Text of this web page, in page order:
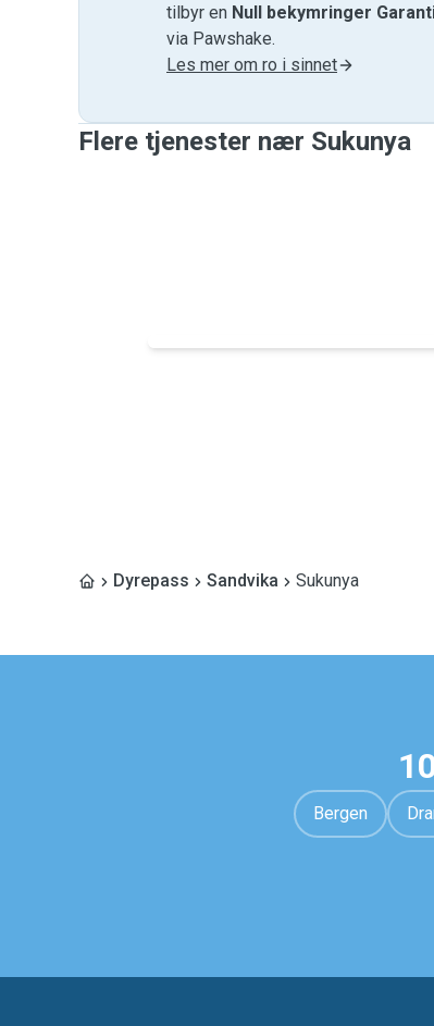
tilbyr en Null bekymringer
via Pawshake.
Les mer om ro i sinnet
Flere tjenester nær Sukunya
Dyrepass Sandvika Sukunya
Bergen